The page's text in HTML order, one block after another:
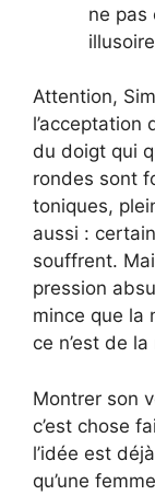
ne pas
Attention,
l’acceptation
du doigt qui
rondes sont
toniques,
aussi :
souffrent.
pression
mince que la
ce n’est de
Montrer son
c’est chose
l’idée est
qu’une